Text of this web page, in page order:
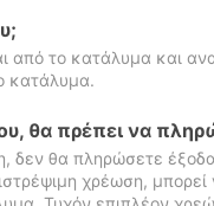
από το κατάλυμα και
κατάλυμα.
θα πρέπει να
δεν θα πληρώσετε
χρέωση,